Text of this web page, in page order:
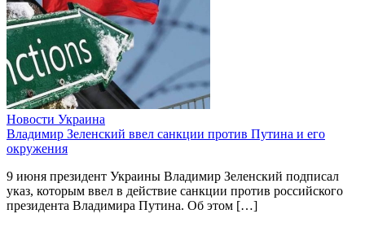
Новости Украина
Владимир Зеленский ввел санкции против Путина и его
окружения
9 июня президент Украины Владимир Зеленский подписал
указ, которым ввел в действие санкции против российского
президента Владимира Путина. Об этом […]